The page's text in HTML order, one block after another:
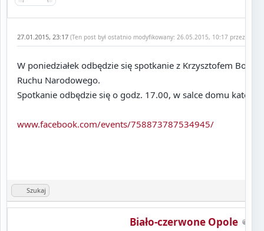
27.01.2015, 23:17 (Ten post był ostatnio modyfikowany: 26.05.2015, 10:17 przez
W poniedziałek odbędzie się spotkanie z Krzysztofem
Ruchu Narodowego.
Spotkanie odbędzie się o godz. 17.00, w salce domu
www.facebook.com/events/758873787534945/
Szukaj
Biało-czerwone Opole